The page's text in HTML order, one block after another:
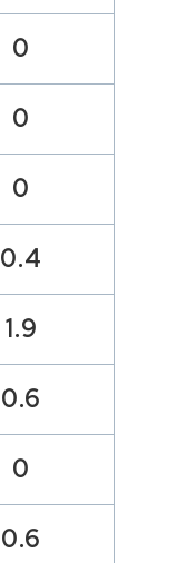
0
0
0
0.4
1.9
0.6
0
0.6